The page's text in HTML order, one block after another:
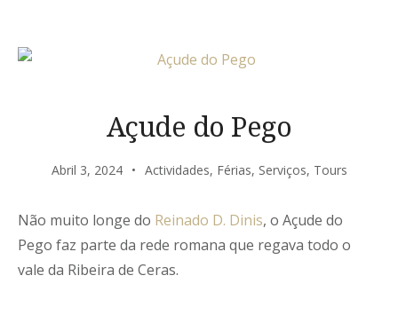
Açude do Pego
Abril 3, 2024 Actividades, Férias, Serviços, Tours
Não muito longe do Reinado D. Dinis, o Açude do
Pego faz parte da rede romana que regava todo o
vale da Ribeira de Ceras.